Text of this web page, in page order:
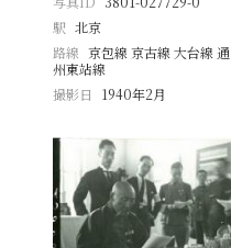
駅 北京
路線 京包線 京古線 大台線 通
州東站線
撮影日
1940年2月